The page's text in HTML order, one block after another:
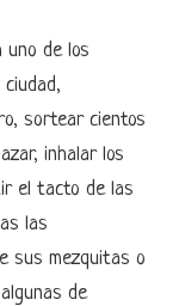
de los
sortear cientos
inhalar los
el tacto de las
las
sus mezquitas o
de